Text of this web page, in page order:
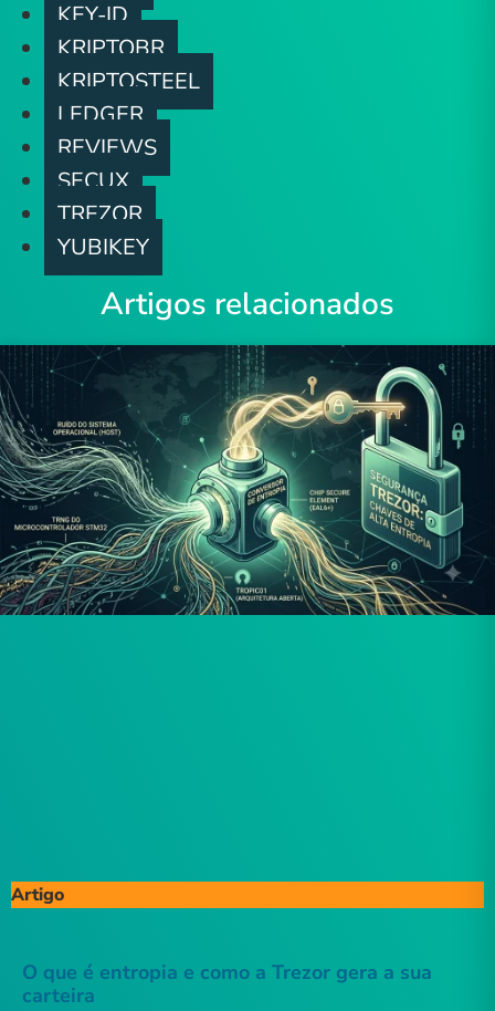
KEY-ID
KRIPTOBR
KRIPTOSTEEL
LEDGER
REVIEWS
SECUX
TREZOR
YUBIKEY
Artigos relacionados
Artigo
O que é entropia e como a Trezor gera a sua
carteira